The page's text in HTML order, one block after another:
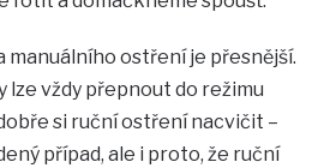
manuálního ostření je přesnější.
lze vždy přepnout do režimu
si ruční ostření nacvičit –
případ, ale i proto, že ruční